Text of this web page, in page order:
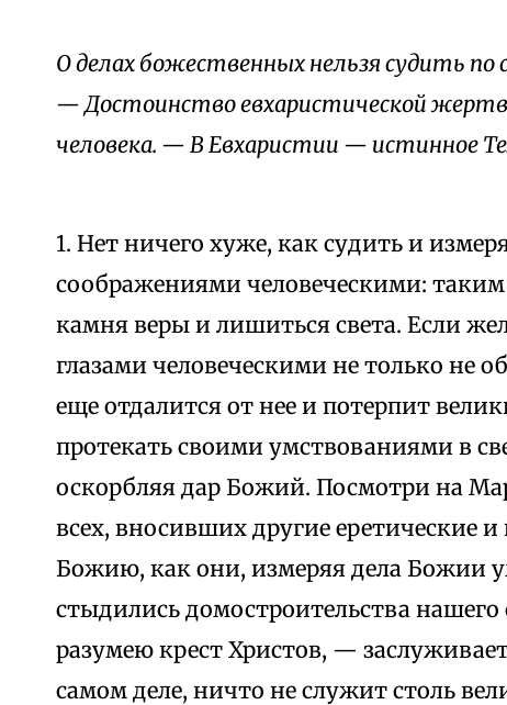
О делах божественных нельзя судить по
— Достоинство евхаристической
человека. — В Евхаристии — истинное
1. Нет ничего хуже, как судить и
соображениями человеческими:
камня веры и лишиться света. Если
глазами человеческими не только не
еще отдалится от нее и потерпит
протекать своими умствованиями в
оскорбляя дар Божий. Посмотри на
всех, вносивших другие еретические
Божию, как они, измеряя дела Божии
стыдились домостроительства
разумею крест Христов, —
самом деле, ничто не служит столь